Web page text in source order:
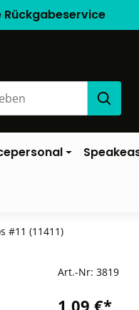
Rückgabeservice
#11 (11411)
Art.-Nr: 3819
1,09 €*